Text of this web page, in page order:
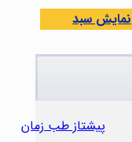
نمایش سبد